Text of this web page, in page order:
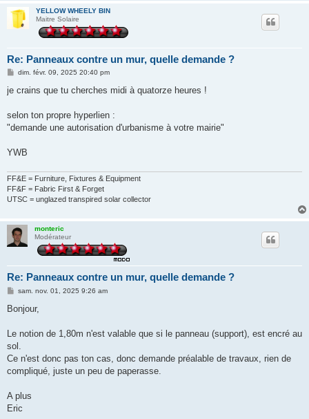
YELLOW WHEELY BIN
Maitre Solaire
Re: Panneaux contre un mur, quelle demande ?
M
s
g
dim. févr. 09, 2025 20:40 pm
je crains que tu cherches midi à quatorze heures !
selon ton propre hyperlien :
"demande une autorisation d'urbanisme à votre mairie"
YWB
FF&E = Furniture, Fixtures & Equipment
FF&F = Fabric First & Forget
UTSC = unglazed transpired solar collector
monteric
Modérateur
Re: Panneaux contre un mur, quelle demande ?
M
s
g
sam. nov. 01, 2025 9:26 am
Bonjour,
Le notion de 1,80m n'est valable que si le panneau (support), est encré au
sol.
Ce n'est donc pas ton cas, donc demande préalable de travaux, rien de
compliqué, juste un peu de paperasse.
A plus
Eric